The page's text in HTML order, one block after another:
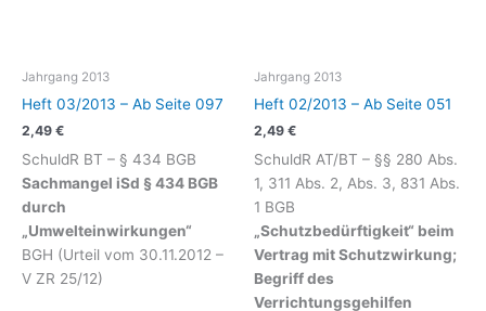
Jahrgang 2013
Heft 03/2013 – Ab Seite 097
2,49 €
SchuldR BT – § 434 BGB
Sachmangel iSd § 434 BGB
durch
„Umwelteinwirkungen“
BGH (Urteil vom 30.11.2012 –
V ZR 25/12)
Jahrgang 2013
Heft 02/2013 – Ab Seite 051
2,49 €
SchuldR AT/BT – §§ 280 Abs.
1, 311 Abs. 2, Abs. 3, 831 Abs.
1 BGB
„Schutzbedürftigkeit“ beim
Vertrag mit Schutzwirkung;
Begriff des
Verrichtungsgehilfen